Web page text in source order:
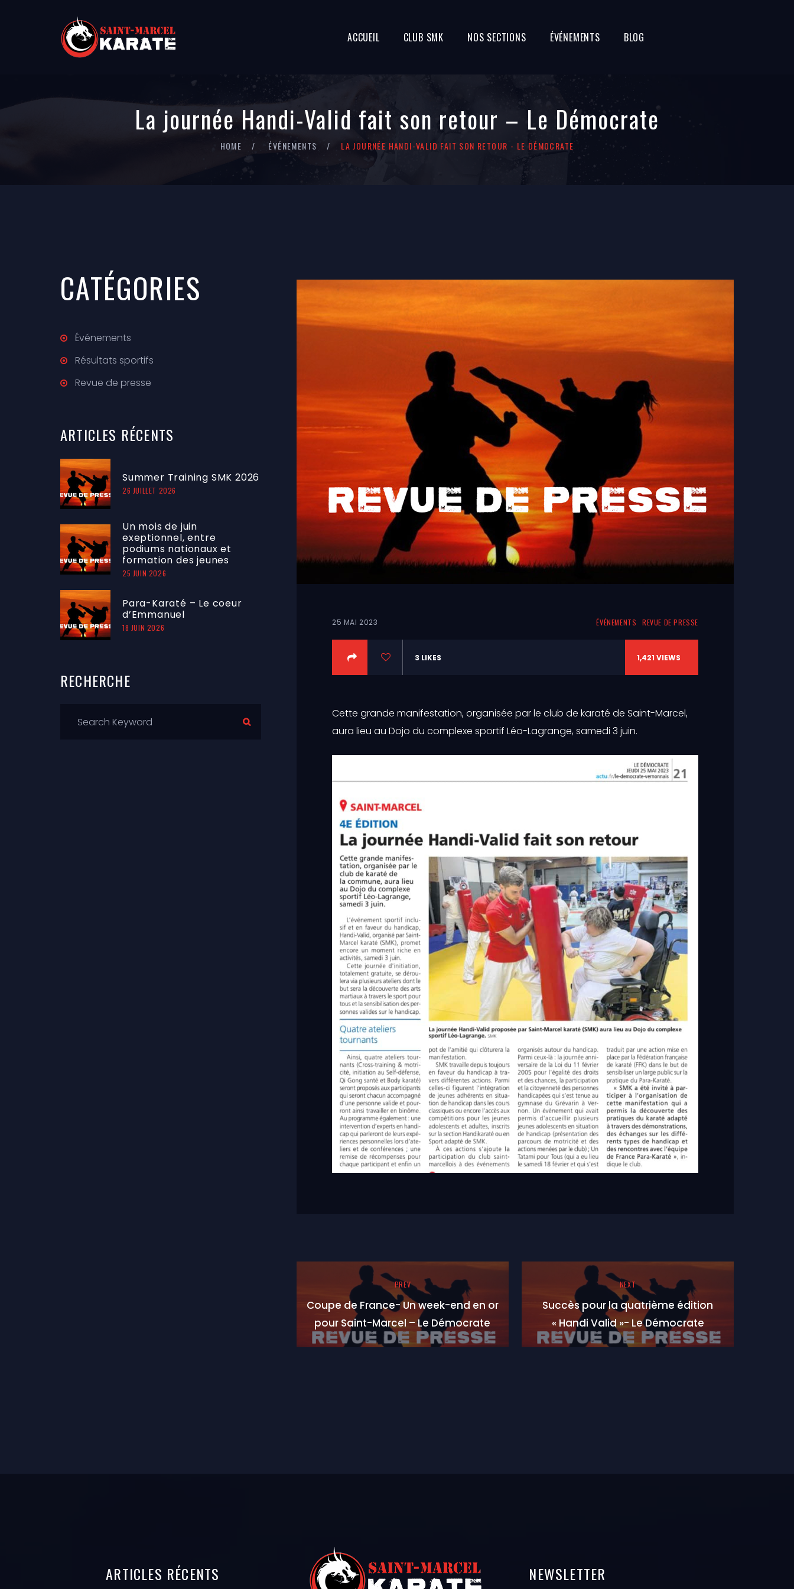
ACCUEIL CLUB SMK NOS SECTIONS ÉVÉNEMENTS BLOG
La journée Handi-Valid fait son retour – Le Démocrate
HOME ÉVÉNEMENTS LA JOURNÉE HANDI-VALID FAIT SON RETOUR - LE DÉMOCRATE
25 MAI 2023 ÉVÉNEMENTS REVUE DE PRESSE
3 LIKES 1,421 VIEWS
Cette grande manifestation, organisée par le club de karaté de Saint-Marcel,
aura lieu au Dojo du complexe sportif Léo-Lagrange, samedi 3 juin.
PREV
Coupe de France- Un week-end en or
pour Saint-Marcel – Le Démocrate
NEXT
Succès pour la quatrième édition
« Handi Valid »- Le Démocrate
CATÉGORIES
Événements
Résultats sportifs
Revue de presse
ARTICLES RÉCENTS
Summer Training SMK 2026
26 JUILLET 2026
Un mois de juin
exeptionnel, entre
podiums nationaux et
formation des jeunes
25 JUIN 2026
Para-Karaté – Le coeur
d’Emmanuel
18 JUIN 2026
RECHERCHE
ARTICLES RÉCENTS NEWSLETTER